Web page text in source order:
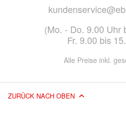
(Mo. - Do. 9.00 Uhr
Fr. 9.00 bis
Alle Preise inkl.
ZURÜCK NACH OBEN